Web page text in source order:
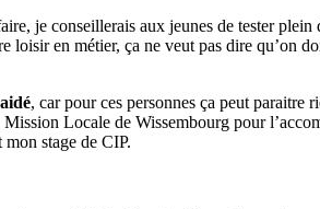
je conseillerais aux jeunes de tester
en métier, ça ne veut pas dire qu’on
, car pour ces personnes ça peut
Locale de Wissembourg pour
stage de CIP.